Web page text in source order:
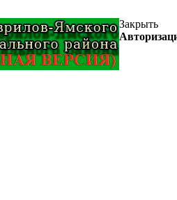
Закрыть